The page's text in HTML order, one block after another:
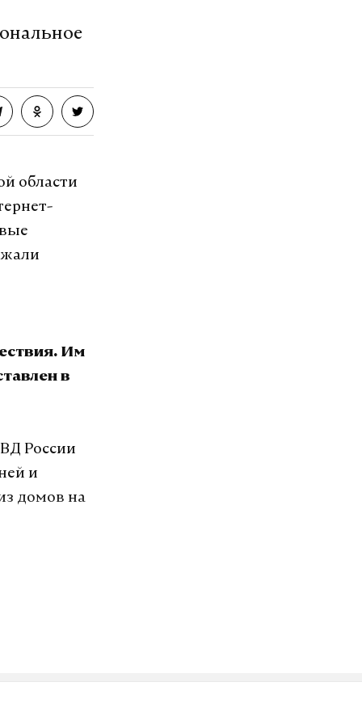
области
Им
в
России
и
домов на